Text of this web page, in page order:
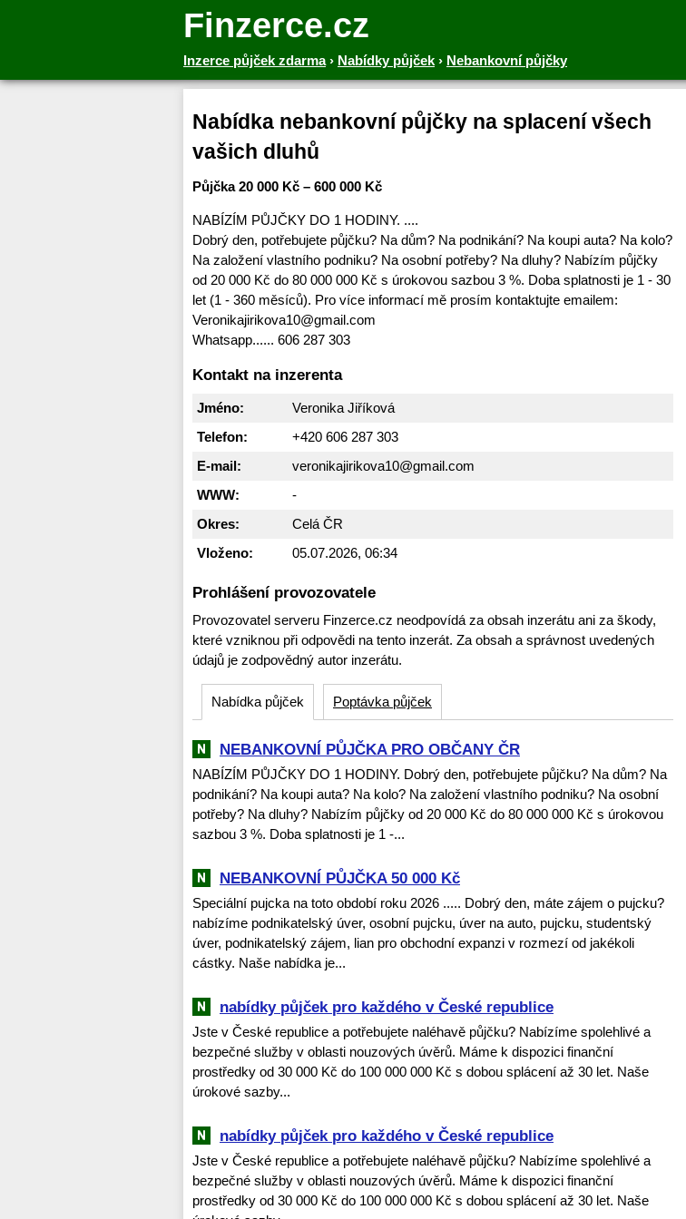
Finzerce.cz
Inzerce půjček zdarma› Nabídky půjček › Nebankovní půjčky
Nabídka nebankovní půjčky na splacení všech
vašich dluhů
Půjčka 20 000 Kč – 600 000 Kč
NABÍZÍM PŮJČKY DO 1 HODINY. ....
Dobrý den, potřebujete půjčku? Na dům? Na podnikání? Na koupi auta? Na kolo?
Na založení vlastního podniku? Na osobní potřeby? Na dluhy? Nabízím půjčky
od 20 000 Kč do 80 000 000 Kč s úrokovou sazbou 3 %. Doba splatnosti je 1 - 30
let (1 - 360 měsíců). Pro více informací mě prosím kontaktujte emailem:
Veronikajirikova10@gmail.com
Whatsapp...... 606 287 303
Kontakt na inzerenta
Jméno:
Veronika Jiříková
Telefon:
+420 606 287 303
E-mail:
veronikajirikova10@gmail.com
WWW:
-
Okres:
Celá ČR
Vloženo:
05.07.2026, 06:34
Prohlášení provozovatele
Provozovatel serveru Finzerce.cz neodpovídá za obsah inzerátu ani za škody,
které vzniknou při odpovědi na tento inzerát. Za obsah a správnost uvedených
údajů je zodpovědný autor inzerátu.
Nabídka půjček Poptávka půjček
NEBANKOVNÍ PŮJČKA PRO OBČANY ČR
NABÍZÍM PŮJČKY DO 1 HODINY. Dobrý den, potřebujete půjčku? Na dům? Na
podnikání? Na koupi auta? Na kolo? Na založení vlastního podniku? Na osobní
potřeby? Na dluhy? Nabízím půjčky od 20 000 Kč do 80 000 000 Kč s úrokovou
sazbou 3 %. Doba splatnosti je 1 -...
NEBANKOVNÍ PŮJČKA 50 000 Kč
Speciální pujcka na toto období roku 2026 ..... Dobrý den, máte zájem o pujcku?
nabízíme podnikatelský úver, osobní pujcku, úver na auto, pujcku, studentský
úver, podnikatelský zájem, lian pro obchodní expanzi v rozmezí od jakékoli
cástky. Naše nabídka je...
nabídky půjček pro každého v České republice
Jste v České republice a potřebujete naléhavě půjčku? Nabízíme spolehlivé a
bezpečné služby v oblasti nouzových úvěrů. Máme k dispozici finanční
prostředky od 30 000 Kč do 100 000 000 Kč s dobou splácení až 30 let. Naše
úrokové sazby...
nabídky půjček pro každého v České republice
Jste v České republice a potřebujete naléhavě půjčku? Nabízíme spolehlivé a
bezpečné služby v oblasti nouzových úvěrů. Máme k dispozici finanční
prostředky od 30 000 Kč do 100 000 000 Kč s dobou splácení až 30 let. Naše